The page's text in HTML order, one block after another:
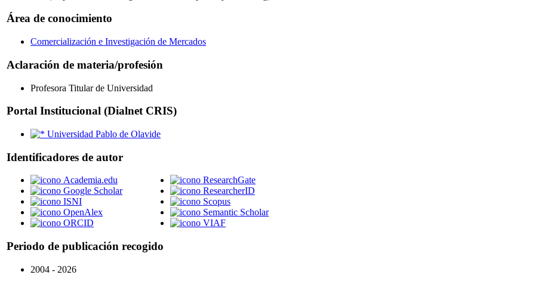
Área de conocimiento
Comercialización e Investigación de Mercados
Aclaración de materia/profesión
Profesora Titular de Universidad
Portal Institucional (Dialnet CRIS)
Universidad Pablo de Olavide
Identificadores de autor
Academia.edu
Google Scholar
ISNI
OpenAlex
ORCID
ResearchGate
ResearcherID
Scopus
Semantic Scholar
VIAF
Periodo de publicación recogido
2004 - 2026